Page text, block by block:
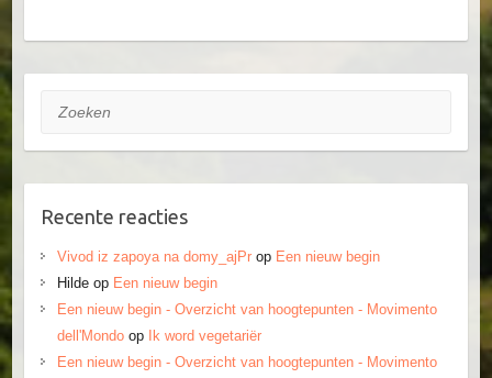
Zoeken
Recente reacties
Vivod iz zapoya na domy_ajProp Een nieuw begin
Hildeop Een nieuw begin
Een nieuw begin - Overzicht van hoogtepunten - Movimento
dell'Mondoop
Ik word vegetariër
Een nieuw begin - Overzicht van hoogtepunten - Movimento